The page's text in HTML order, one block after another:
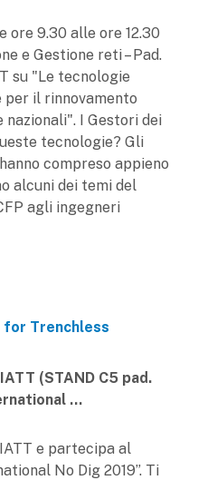
ore 9.30 alle ore 12.30
e Gestione reti – Pad.
su "Le tecnologie
per il rinnovamento
I Gestori dei
tecnologie? Gli
compreso appieno
alcuni dei temi del
agli ingegneri
for Trenchless
(STAND C5 pad.
...
e partecipa al
No Dig 2019”. Ti